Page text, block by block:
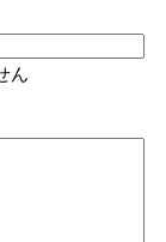
ん